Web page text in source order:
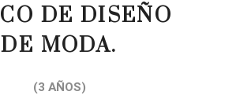
DE DISEÑO
DE MODA.
(3 AÑOS)